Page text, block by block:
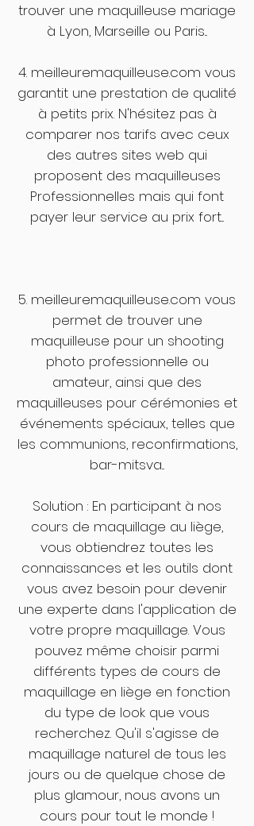
trouver une maquilleuse mariage
à Lyon, Marseille ou Paris...
4. meilleuremaquilleuse.com vous
garantit une prestation de qualité
à petits prix. N'hésitez pas à
comparer nos tarifs avec ceux
des autres sites web qui
proposent des maquilleuses
Professionnelles mais qui font
payer leur service au prix fort...
5. meilleuremaquilleuse.com vous
permet de trouver une
maquilleuse pour un shooting
photo professionnelle ou
amateur, ainsi que des
maquilleuses pour cérémonies et
événements spéciaux, telles que
les communions, reconfirmations,
bar-mitsva...
Solution : En participant à nos
cours de maquillage au liège,
vous obtiendrez toutes les
connaissances et les outils dont
vous avez besoin pour devenir
une experte dans l'application de
votre propre maquillage. Vous
pouvez même choisir parmi
différents types de cours de
maquillage en liège en fonction
du type de look que vous
recherchez. Qu'il s'agisse de
maquillage naturel de tous les
jours ou de quelque chose de
plus glamour, nous avons un
cours pour tout le monde !